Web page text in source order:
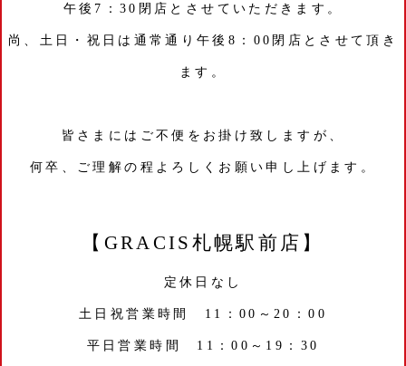
午後7：30閉店とさせていただきます。
尚、土日・祝日は通常通り午後8：00閉店とさせて頂き
ます。
皆さまにはご不便をお掛け致しますが、
何卒、ご理解の程よろしくお願い申し上げます。
【GRACIS札幌駅前店】
定休日なし
土日祝営業時間 11：00～20：00
平日営業時間 11：00～19：30